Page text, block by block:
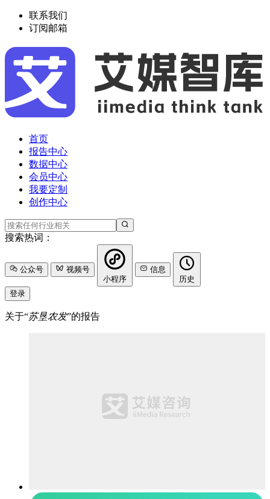
联系我们
订阅邮箱
首页
报告中心
数据中心
会员中心
我要定制
创作中心
搜索热词：
公众号
视频号
小程序
信息
历史
登录
关于“苏垦农发”的报告